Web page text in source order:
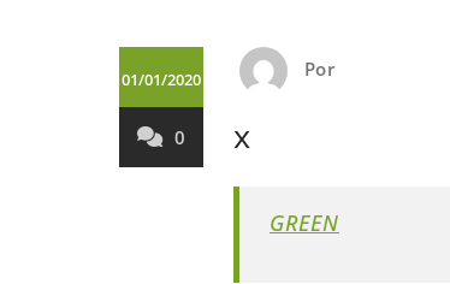
01/01/2020
0
Por
x
GREEN